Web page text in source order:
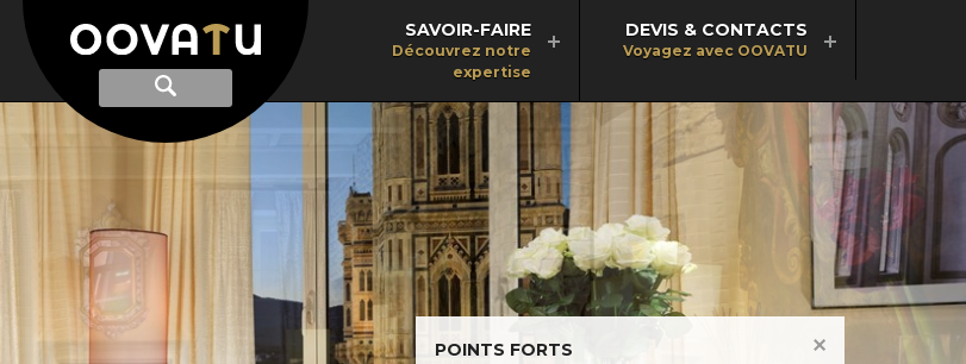
Afficher
recherche
Recherche
SAVOIR-FAIRE
Découvrez notre
expertise
DEVIS & CONTACTS
Voyagez avec OOVATU
POINTS FORTS